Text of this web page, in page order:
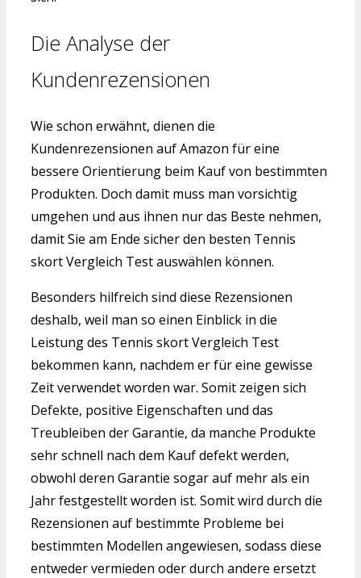
Die Analyse der
Kundenrezensionen
Wie schon erwähnt, dienen die
Kundenrezensionen auf Amazon für eine
bessere Orientierung beim Kauf von bestimmten
Produkten. Doch damit muss man vorsichtig
umgehen und aus ihnen nur das Beste nehmen,
damit Sie am Ende sicher den besten Tennis
skort Vergleich Test auswählen können.
Besonders hilfreich sind diese Rezensionen
deshalb, weil man so einen Einblick in die
Leistung des Tennis skort Vergleich Test
bekommen kann, nachdem er für eine gewisse
Zeit verwendet worden war. Somit zeigen sich
Defekte, positive Eigenschaften und das
Treubleiben der Garantie, da manche Produkte
sehr schnell nach dem Kauf defekt werden,
obwohl deren Garantie sogar auf mehr als ein
Jahr festgestellt worden ist. Somit wird durch die
Rezensionen auf bestimmte Probleme bei
bestimmten Modellen angewiesen, sodass diese
entweder vermieden oder durch andere ersetzt